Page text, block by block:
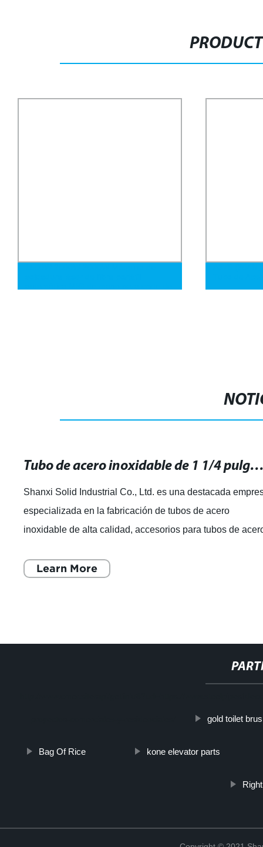
Tubo de acero inoxidable de 1 1/4 pulgadas: resistente y
Shanxi Solid Industrial Co., Ltd. es una destacada
especializada en la fabricación de tubos de acero
inoxidable de alta calidad, accesorios para tubos de
Learn More
gold toilet
Bag Of Rice kone elevator parts